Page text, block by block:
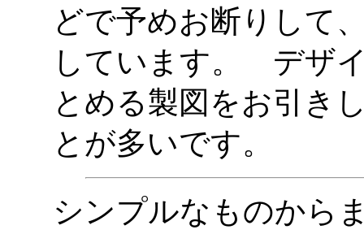
どで予めお断りして
しています。 デザ
とめる製図をお引き
とが多いです。
シンプルなものから